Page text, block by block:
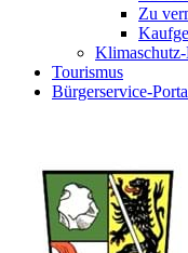
Zu
Tourismus
Bürgerservice-